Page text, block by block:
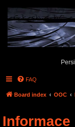
FAQ
Board index OOC
Informace